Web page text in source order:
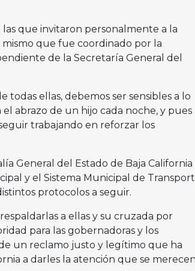
que invitaron personalmente a la
que fue coordinado por la
de la Secretaría General del
todas ellas, debemos ser sensibles a lo
abrazo de un hijo cada noche, y pues
trabajando en reforzar los
General del Estado de Baja California
y el Sistema Municipal de
protocolos a seguir.
a ellas y su cruzada por
para las gobernadoras y los
un reclamo justo y legítimo que ha
a darles la atención que se